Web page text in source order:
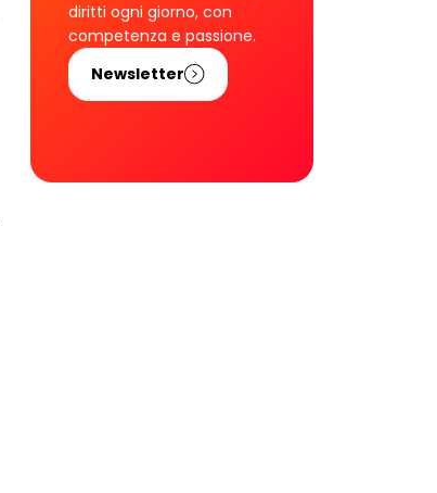
diritti ogni giorno, con
competenza e passione.
Newsletter